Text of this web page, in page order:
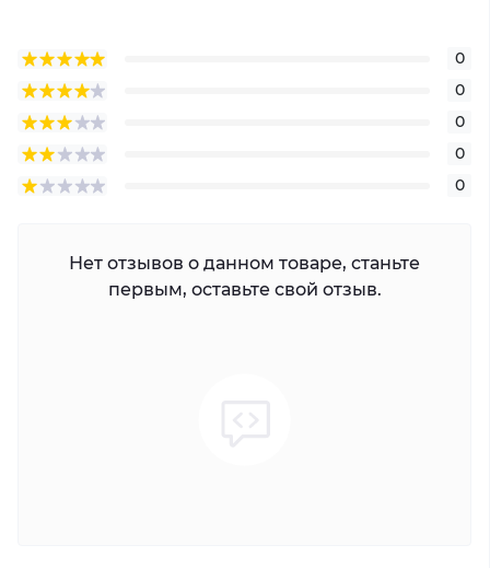
0
0
0
0
0
Нет отзывов о данном товаре, станьте
первым, оставьте свой отзыв.